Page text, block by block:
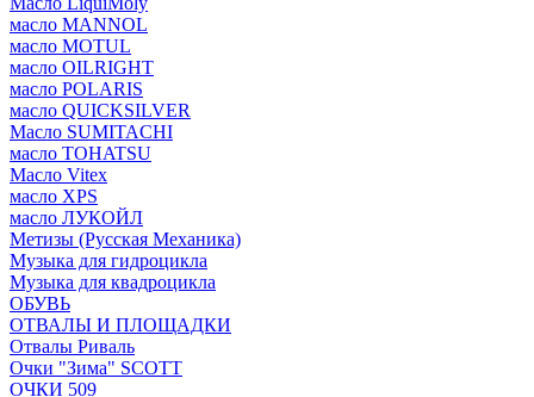
масло MANNOL
масло MOTUL
масло OILRIGHT
масло POLARIS
масло QUICKSILVER
Масло SUMITACHI
масло TOHATSU
Масло Vitex
масло XPS
масло ЛУКОЙЛ
Метизы (Русская Механика)
Музыка для гидроцикла
Музыка для квадроцикла
ОБУВЬ
ОТВАЛЫ И ПЛОЩАДКИ
Отвалы Риваль
Очки "Зима" SCOTT
ОЧКИ 509